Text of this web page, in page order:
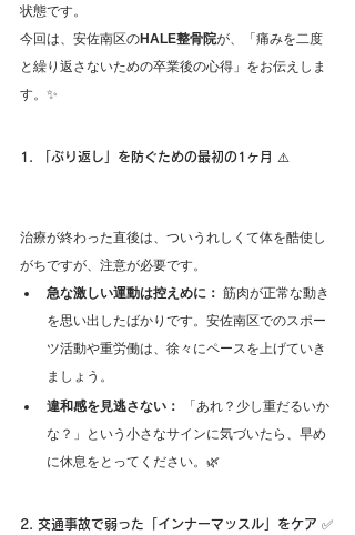
状態です。
今回は、安佐南区のHALE整骨院が、「痛みを二度
と繰り返さないための卒業後の心得」をお伝えしま
す。✨
1. 「ぶり返し」を防ぐための最初の1ヶ月 ⚠️
治療が終わった直後は、ついうれしくて体を酷使し
がちですが、注意が必要です。
急な激しい運動は控えめに： 筋肉が正常な動き
を思い出したばかりです。安佐南区でのスポー
ツ活動や重労働は、徐々にペースを上げていき
ましょう。
違和感を見逃さない：
「あれ？少し重だるいか
な？」という小さなサインに気づいたら、早め
に休息をとってください。🌿
2. 交通事故で弱った「インナーマッスル」をケア ✅